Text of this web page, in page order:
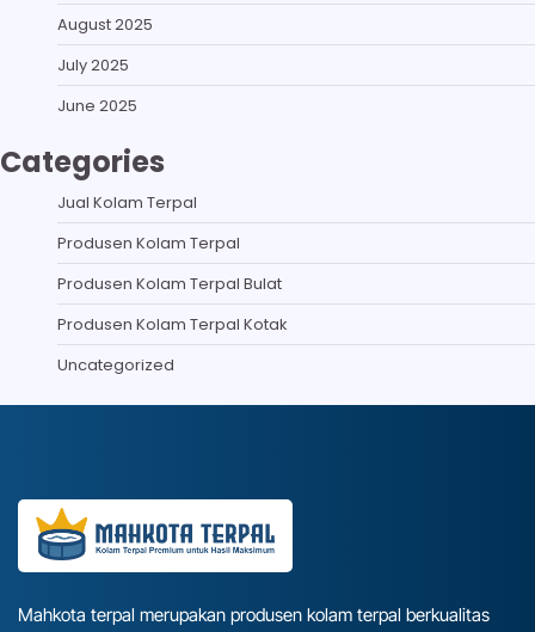
August 2025
July 2025
June 2025
Categories
Jual Kolam Terpal
Produsen Kolam Terpal
Produsen Kolam Terpal Bulat
Produsen Kolam Terpal Kotak
Uncategorized
Mahkota terpal merupakan produsen kolam terpal berkualitas